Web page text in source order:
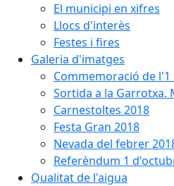
El municipi en xifres
Llocs d'interès
Festes i fires
Galeria d'imatges
Commemoració de
Sortida a la Garrotxa.
Carnestoltes 2018
Festa Gran 2018
Nevada del febrer
Referèndum 1
Qualitat de l'aigua